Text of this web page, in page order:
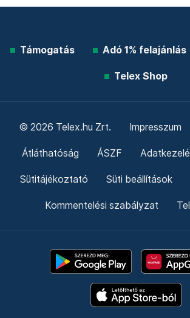
Támogatás Adó 1% felajánlás
Telex Shop
© 2026 Telex.hu Zrt. Impresszum
Átláthatóság ÁSZF
Sütitájékoztató Süti beállítások
Kommentelési szabályzat